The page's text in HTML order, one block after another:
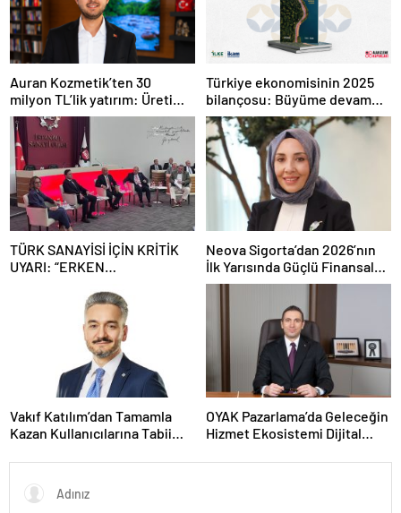
Auran Kozmetik’ten 30
milyon TL’lik yatırım: Üretim
kapasitesi 21 milyon adede
çıkacak
Türkiye ekonomisinin 2025
bilançosu: Büyüme devam
etti, sanayide alarm zilleri
çaldı
TÜRK SANAYİSİ İÇİN KRİTİK
UYARI: “ERKEN
TEHLİKESİYLE KARŞI
KARŞIYAYIZ”
Neova Sigorta’dan 2026’nın
İlk Yarısında Güçlü Finansal
Performans
Vakıf Katılım’dan Tamamla
Kazan Kullanıcılarına Tabii
OYAK Pazarlama’da Geleceğin
Hizmet Ekosistemi Dijital